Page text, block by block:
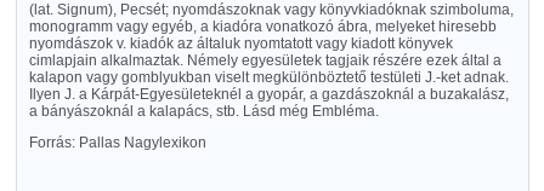
(lat. Signum), Pecsét; nyomdászoknak vagy könyvkiadóknak szimboluma,
monogramm vagy egyéb, a kiadóra vonatkozó ábra, melyeket hiresebb
nyomdászok v. kiadók az általuk nyomtatott vagy kiadott könyvek
cimlapjain alkalmaztak. Némely egyesületek tagjaik részére ezek által a
kalapon vagy gomblyukban viselt megkülönböztető testületi J.-ket adnak.
Ilyen J. a Kárpát-Egyesületeknél a gyopár, a gazdászoknál a buzakalász,
a bányászoknál a kalapács, stb. Lásd még Embléma.
Forrás: Pallas Nagylexikon